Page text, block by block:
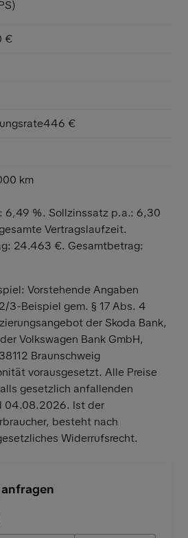
€
446 €
km
6,49 %. Sollzinssatz p.a.: 6,30
Vertragslaufzeit.
24.463 €. Gesamtbetrag:
Vorstehende Angaben
3-Beispiel gem. § 17 Abs. 4
der Skoda Bank,
Volkswagen Bank GmbH,
Braunschweig
vorausgesetzt. Alle Preise
gesetzlich anfallenden
04.08.2026. Ist der
besteht nach
Widerrufsrecht.